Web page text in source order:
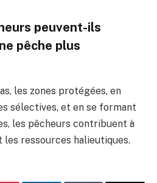
peuvent-ils
pêche plus
les zones protégées, en
sélectives, et en se formant
les pêcheurs contribuent à
ressources halieutiques.